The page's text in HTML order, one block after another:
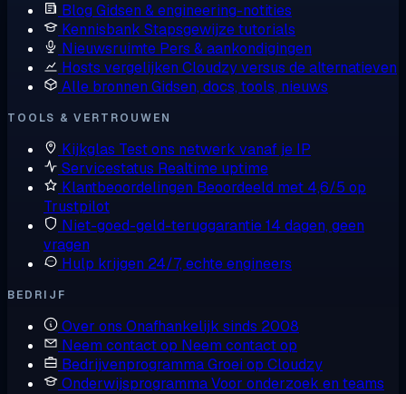
Blog Gidsen & engineering-notities
Kennisbank Stapsgewijze tutorials
Nieuwsruimte Pers & aankondigingen
Hosts vergelijken Cloudzy versus de alternatieven
Alle bronnen Gidsen, docs, tools, nieuws
TOOLS & VERTROUWEN
Kijkglas Test ons netwerk vanaf je IP
Servicestatus Realtime uptime
Klantbeoordelingen Beoordeeld met 4,6/5 op
Trustpilot
Niet-goed-geld-teruggarantie14 dagen, geen
vragen
Hulp krijgen 24/7, echte engineers
BEDRIJF
Over ons Onafhankelijk sinds 2008
Neem contact op Neem contact op
BedrijvenprogrammaGroei op Cloudzy
OnderwijsprogrammaVoor onderzoek en teams